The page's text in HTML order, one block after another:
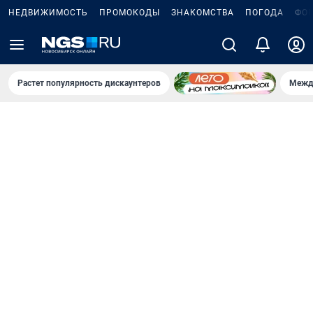
НЕДВИЖИМОСТЬ ПРОМОКОДЫ ЗНАКОМСТВА ПОГОДА
Растет популярность дискаунтеров